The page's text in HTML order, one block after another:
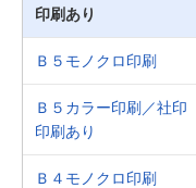
印刷あり
Ｂ５モノクロ印刷
Ｂ５カラー印刷／社印
印刷あり
Ｂ４モノクロ印刷